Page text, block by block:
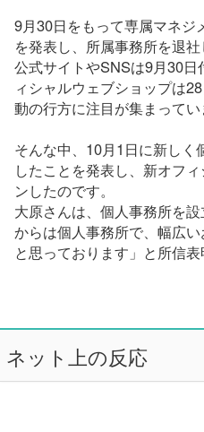
9月30日をもって専属マネジ
を発表し、所属事務所を退社
公式サイトやSNSは9月30
ィシャルウェブショップは
動の行方に注目が集まってい
そんな中、10月1日に新しく
したことを発表し、新オフ
ンしたのです。
大原さんは、個人事務所を
からは個人事務所で、幅広
と思っております」と所信表
ネット上の反応